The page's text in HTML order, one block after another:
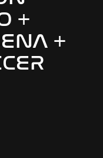
+
+